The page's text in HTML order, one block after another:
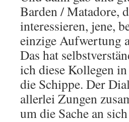
Barden / Matadore,
interessieren, jene,
einzige Aufwertung
Das hat
ich diese Kollegen
die Schippe. Der
allerlei Zungen
um die Sache an